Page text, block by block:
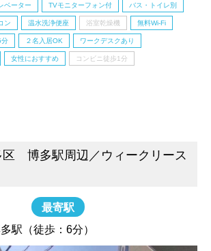
ベーター TVモニターフォン付 バス・トイレ別
ン 温水洗浄便座 浴室乾燥機 無料Wi-Fi
分 ２名入居OK ワークデスクあり
女性におすすめ コンビニ徒歩1分
博多駅周辺／ウィークリース
最寄駅
駅（徒歩：6分）